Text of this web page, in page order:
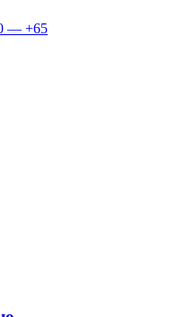
— +65